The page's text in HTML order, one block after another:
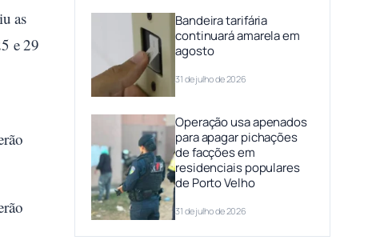
as
e 29
Bandeira tarifária
continuará amarela em
agosto
31 de julho de 2026
Operação usa apenados
para apagar pichações
de facções em
residenciais populares
de Porto Velho
31 de julho de 2026